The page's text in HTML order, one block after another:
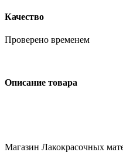
Качество
Проверено временем
Описание товара
Магазин Лакокрасочных